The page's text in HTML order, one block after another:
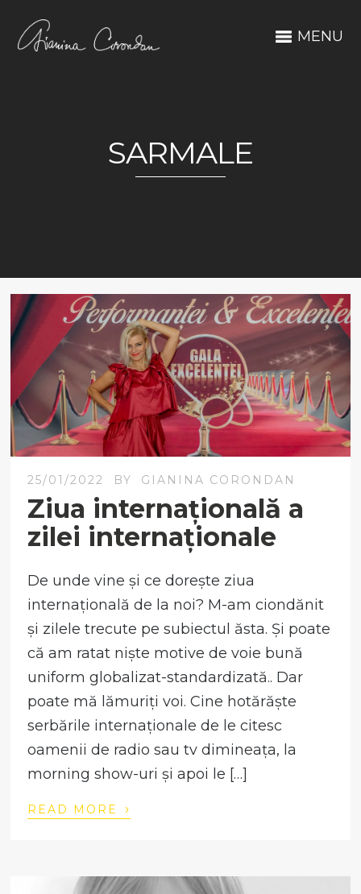
MENU
SARMALE
25/01/2022 BY GIANINA CORONDAN
Ziua internațională a
zilei internaționale
De unde vine și ce dorește ziua
internațională de la noi? M-am ciondănit
și zilele trecute pe subiectul ăsta. Și poate
că am ratat niște motive de voie bună
uniform globalizat-standardizată.. Dar
poate mă lămuriți voi. Cine hotărăște
serbările internaționale de le citesc
oamenii de radio sau tv dimineața, la
morning show-uri și apoi le […]
READ MORE ›